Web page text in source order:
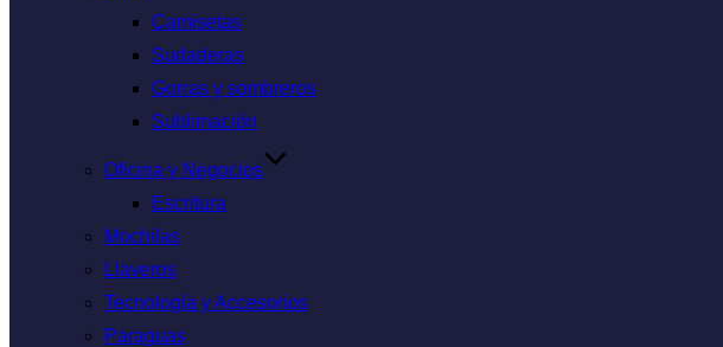
Camisetas
Sudaderas
Gorras y sombreros
Sublimación
Oficina y Negocios
Escritura
Mochilas
Llaveros
Tecnología y Accesorios
Paraguas